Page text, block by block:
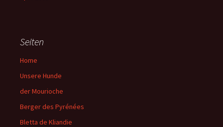
Seiten
Home
Unsere Hunde
der Mourioche
Berger des Pyrénées
Bletta de Kliandie